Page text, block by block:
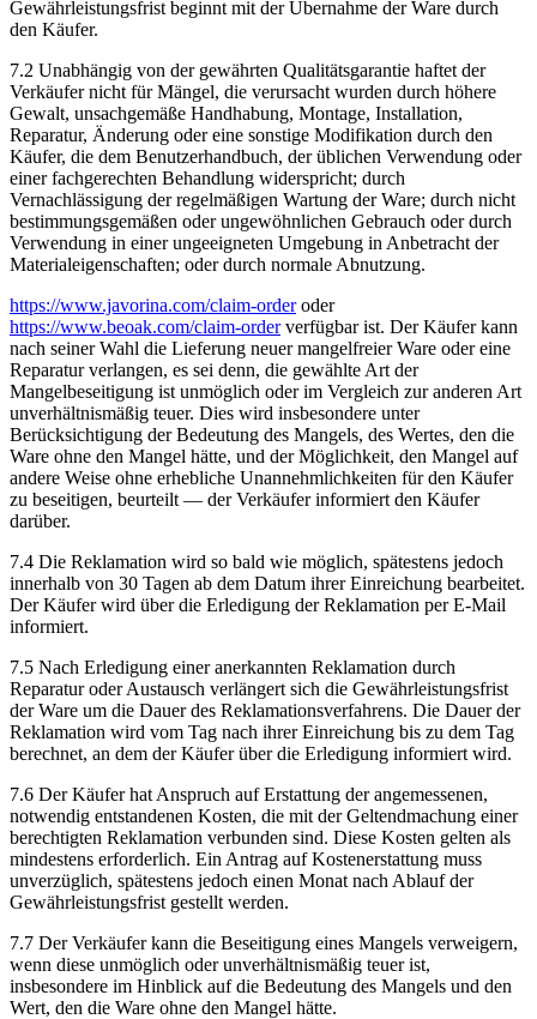
Gewährleistungsfrist beginnt mit der Übernahme der Ware durch
den Käufer.
7.2 Unabhängig von der gewährten Qualitätsgarantie haftet der
Verkäufer nicht für Mängel, die verursacht wurden durch höhere
Gewalt, unsachgemäße Handhabung, Montage, Installation,
Reparatur, Änderung oder eine sonstige Modifikation durch den
Käufer, die dem Benutzerhandbuch, der üblichen Verwendung oder
einer fachgerechten Behandlung widerspricht; durch
Vernachlässigung der regelmäßigen Wartung der Ware; durch nicht
bestimmungsgemäßen oder ungewöhnlichen Gebrauch oder durch
Verwendung in einer ungeeigneten Umgebung in Anbetracht der
Materialeigenschaften; oder durch normale Abnutzung.
https://www.javorina.com/claim-orderoder
https://www.beoak.com/claim-orderverfügbar ist. Der Käufer kann
nach seiner Wahl die Lieferung neuer mangelfreier Ware oder eine
Reparatur verlangen, es sei denn, die gewählte Art der
Mangelbeseitigung ist unmöglich oder im Vergleich zur anderen Art
unverhältnismäßig teuer. Dies wird insbesondere unter
Berücksichtigung der Bedeutung des Mangels, des Wertes, den die
Ware ohne den Mangel hätte, und der Möglichkeit, den Mangel auf
andere Weise ohne erhebliche Unannehmlichkeiten für den Käufer
zu beseitigen, beurteilt — der Verkäufer informiert den Käufer
darüber.
7.4 Die Reklamation wird so bald wie möglich, spätestens jedoch
innerhalb von 30 Tagen ab dem Datum ihrer Einreichung bearbeitet.
Der Käufer wird über die Erledigung der Reklamation per E-Mail
informiert.
7.5 Nach Erledigung einer anerkannten Reklamation durch
Reparatur oder Austausch verlängert sich die Gewährleistungsfrist
der Ware um die Dauer des Reklamationsverfahrens. Die Dauer der
Reklamation wird vom Tag nach ihrer Einreichung bis zu dem Tag
berechnet, an dem der Käufer über die Erledigung informiert wird.
7.6 Der Käufer hat Anspruch auf Erstattung der angemessenen,
notwendig entstandenen Kosten, die mit der Geltendmachung einer
berechtigten Reklamation verbunden sind. Diese Kosten gelten als
mindestens erforderlich. Ein Antrag auf Kostenerstattung muss
unverzüglich, spätestens jedoch einen Monat nach Ablauf der
Gewährleistungsfrist gestellt werden.
7.7 Der Verkäufer kann die Beseitigung eines Mangels verweigern,
wenn diese unmöglich oder unverhältnismäßig teuer ist,
insbesondere im Hinblick auf die Bedeutung des Mangels und den
Wert, den die Ware ohne den Mangel hätte.